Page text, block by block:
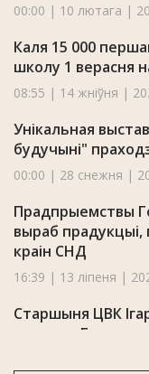
00:00 | 10 лютага |
Каля 15 000
школу 1 верасня
08:55 | 14 жніўня |
Унікальная
будучыні"
00:00 | 28 снежня |
Прадпрыемствы
выраб прадукцыі,
краін СНД
16:39 | 13 ліпеня |
Старшыня ЦВК
актывам